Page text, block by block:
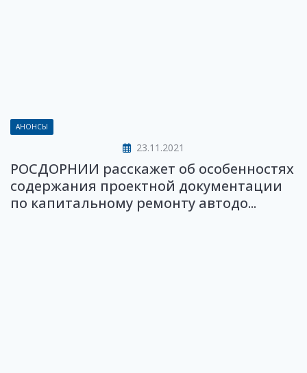
АНОНСЫ
23.11.2021
РОСДОРНИИ расскажет об особенностях
содержания проектной документации
по капитальному ремонту автодо...